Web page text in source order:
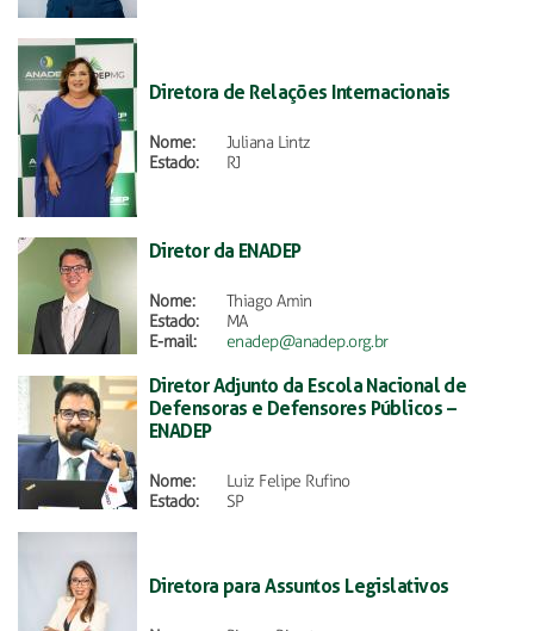
Diretora de Relações Internacionais
Nome:
Juliana Lintz
Estado:
RJ
Diretor da ENADEP
Nome:
Thiago Amin
Estado:
MA
E-mail:
enadep@anadep.org.br
Diretor Adjunto da Escola Nacional de
Defensoras e Defensores Públicos –
ENADEP
Nome:
Luiz Felipe Rufino
Estado:
SP
Diretora para Assuntos Legislativos